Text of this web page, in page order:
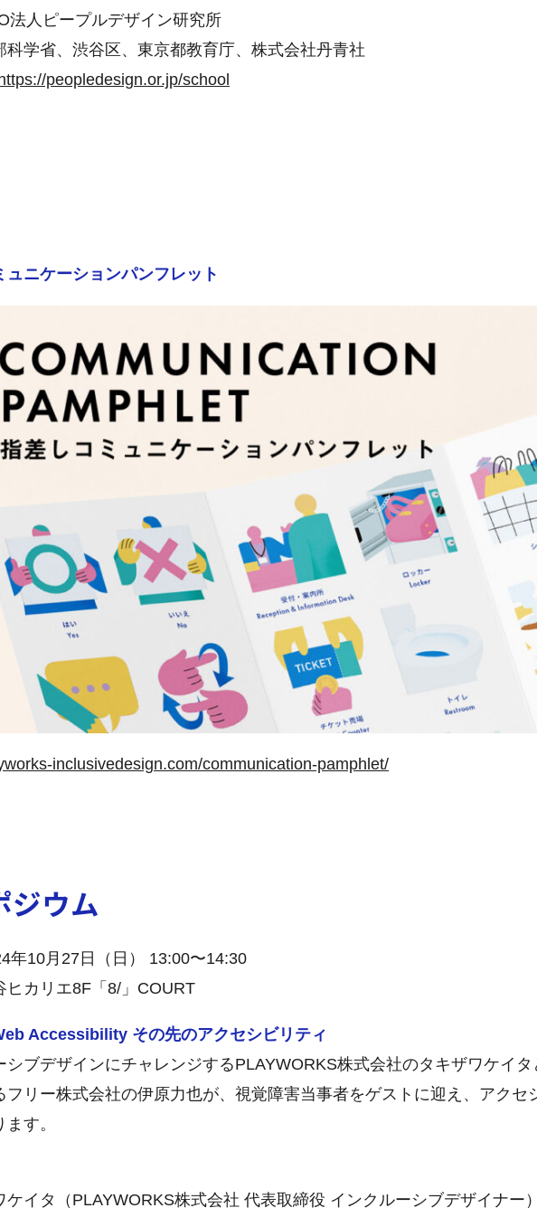
法人ピープルデザイン研究所
科学省、渋谷区、東京都教育庁、株式会社丹青社
peopledesign.or.jp/school
ュニケーションパンフレット
inclusivedesign.com/communication-pamphlet/
ジウム
年10月27日（日） 13:00〜14:30
ヒカリエ8F「8/」COURT
Accessibility その先のアクセシビリティ
シブデザインにチャレンジするPLAYWORKS株式会社のタキザワケイ
フリー株式会社の伊原力也が、視覚障害当事者をゲストに迎え、アクセ
す。
ケイタ（PLAYWORKS株式会社 代表取締役 インクルーシブデザイナー）